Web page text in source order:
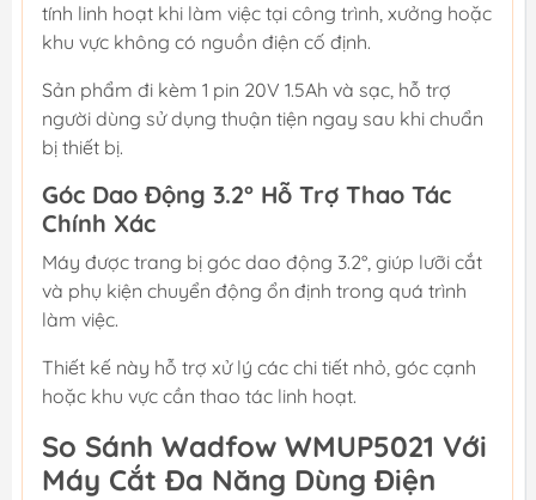
tính linh hoạt khi làm việc tại công trình, xưởng hoặc
khu vực không có nguồn điện cố định.
Sản phẩm đi kèm 1 pin 20V 1.5Ah và sạc, hỗ trợ
người dùng sử dụng thuận tiện ngay sau khi chuẩn
bị thiết bị.
Góc Dao Động 3.2° Hỗ Trợ Thao Tác
Chính Xác
Máy được trang bị góc dao động 3.2°, giúp lưỡi cắt
và phụ kiện chuyển động ổn định trong quá trình
làm việc.
Thiết kế này hỗ trợ xử lý các chi tiết nhỏ, góc cạnh
hoặc khu vực cần thao tác linh hoạt.
So Sánh Wadfow WMUP5021 Với
Máy Cắt Đa Năng Dùng Điện